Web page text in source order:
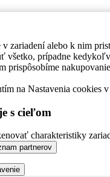
zariadení alebo k nim
všetko, prípadne
prispôsobíme
na Nastavenia cookies
s cieľom
charakteristiky
partnerov